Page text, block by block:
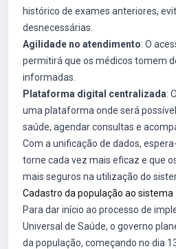
histórico de exames anteriores,
desnecessárias.
Agilidade no atendimento: O
permitirá que os médicos tomem
informadas.
Plataforma digital centralizada:
uma plataforma onde será
saúde, agendar consultas e
Com a unificação de dados,
torne cada vez mais eficaz e que
mais seguros na utilização do
Cadastro da população ao sistema
Para dar início ao processo de
Universal de Saúde, o governo
da população, começando no dia